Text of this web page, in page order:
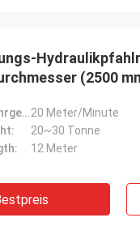
(2500
Maximale Fahrgeschwindigkeit:20 Meter/Minute
20~30 Tonne
12 Meter